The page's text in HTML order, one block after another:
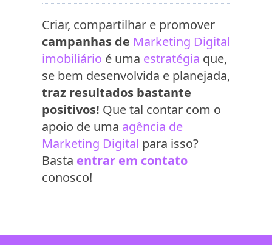
Criar, compartilhar e promover
campanhas de Marketing Digital
imobiliário é uma estratégia que,
se bem desenvolvida e planejada,
traz resultados bastante
positivos! Que tal contar com o
apoio de uma agência de
Marketing Digital para isso?
Basta entrar em contato
conosco!